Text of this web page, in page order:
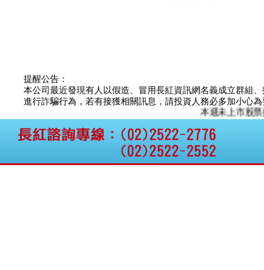
提醒公告：
本公司最近發現有人以假造、冒用長紅資訊網名義成立群組
進行詐騙行為，若有接獲相關訊息，請投資人務必多加小心
本週未上市股票